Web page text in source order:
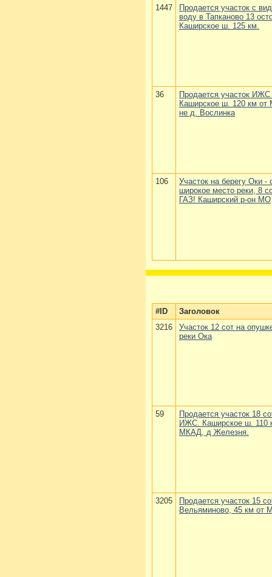
1447
Продается участок с
воду в Тапканово 13
Каширское ш. 125 км.
36
Продается участок ИЖС
Каширское ш. 120 км
не д. Вослинка
106
Участок на берегу Оки -
широкое место реки, 8
ГАЗ! Каширский р-он МО
#ID
Заголовок
3216
Участок 12 сот на
реки Ока
59
Продается участок 18
ИЖС. Каширское ш. 110
МКАД, д Железня.
3205
Продается участок 15
Вельяминово, 45 км от